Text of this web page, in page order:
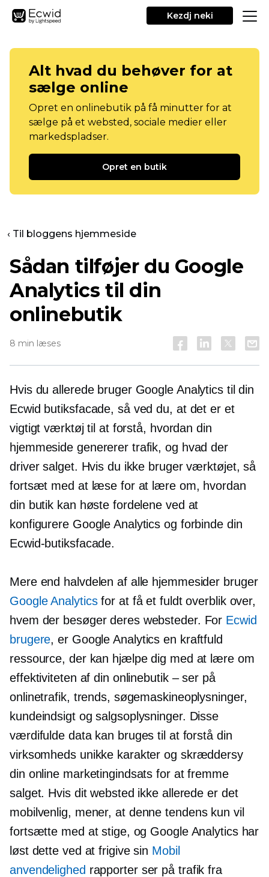
Kezdj neki
Alt hvad du behøver for at
sælge online
Opret en onlinebutik på få minutter for at
sælge på et websted, sociale medier eller
markedspladser.
Opret en butik
‹ Til bloggens hjemmeside
Sådan tilføjer du Google
Analytics til din
onlinebutik
8 min læses
Hvis du allerede bruger Google Analytics til din
Ecwid butiksfacade, så ved du, at det er et
vigtigt værktøj til at forstå, hvordan din
hjemmeside genererer trafik, og hvad der
driver salget. Hvis du ikke bruger værktøjet, så
fortsæt med at læse for at lære om, hvordan
din butik kan høste fordelene ved at
konfigurere Google Analytics og forbinde din
Ecwid-butiksfacade.
Mere end halvdelen af ​​alle hjemmesider bruger
Google Analyticsfor at få et fuldt overblik over,
hvem der besøger deres websteder. For Ecwid
brugere, er Google Analytics en kraftfuld
ressource, der kan hjælpe dig med at lære om
effektiviteten af ​​din onlinebutik – ser på
onlinetrafik, trends, søgemaskineoplysninger,
kundeindsigt og salgsoplysninger. Disse
værdifulde data kan bruges til at forstå din
virksomheds unikke karakter og skræddersy
din online marketingindsats for at fremme
salget. Hvis dit websted ikke allerede er det
mobilvenlig, mener, at denne tendens kun vil
fortsætte med at stige, og Google Analytics har
løst dette ved at frigive sin Mobil
anvendelighed rapporter ser på trafik fra